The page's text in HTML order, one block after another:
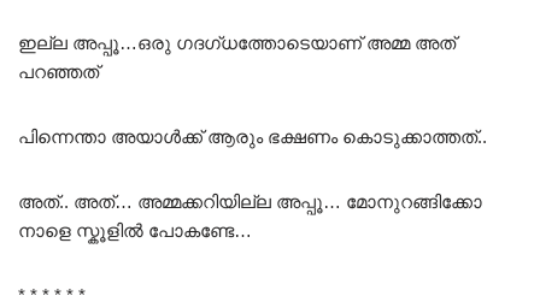
ഇല്ല അപ്പൂ…ഒരു ഗദഗ്‌ധത്തോടെയാണ് അമ്മ അത്
പറഞ്ഞത്
പിന്നെന്താ അയാൾക്ക് ആരും ഭക്ഷണം കൊടുക്കാത്തത്..
അത്.. അത്… അമ്മക്കറിയില്ല അപ്പൂ… മോനുറങ്ങിക്കോ
നാളെ സ്കൂളിൽ പോകണ്ടേ…